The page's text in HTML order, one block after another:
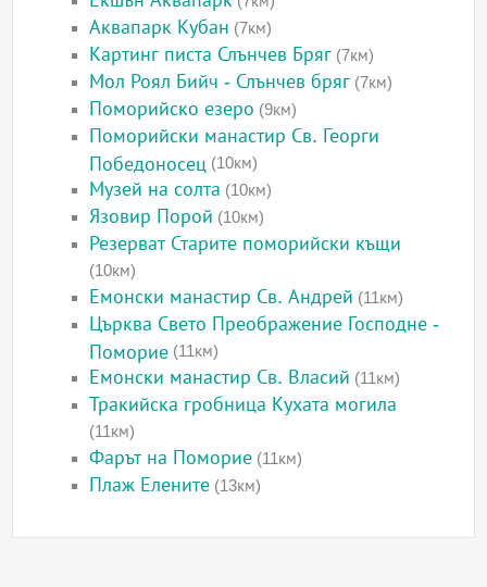
Аквапарк Кубан (7км)
Картинг писта Слънчев Бряг (7км)
Мол Роял Бийч - Слънчев бряг (7км)
Поморийско езеро (9км)
Поморийски манастир Св. Георги
Победоносец (10км)
Музей на солта (10км)
Язовир Порой (10км)
Резерват Старите поморийски къщи
(10км)
Емонски манастир Св. Андрей (11км)
Църква Свето Преображение Господне -
Поморие (11км)
Емонски манастир Св. Власий (11км)
Тракийска гробница Кухата могила
(11км)
Фарът на Поморие (11км)
Плаж Елените (13км)